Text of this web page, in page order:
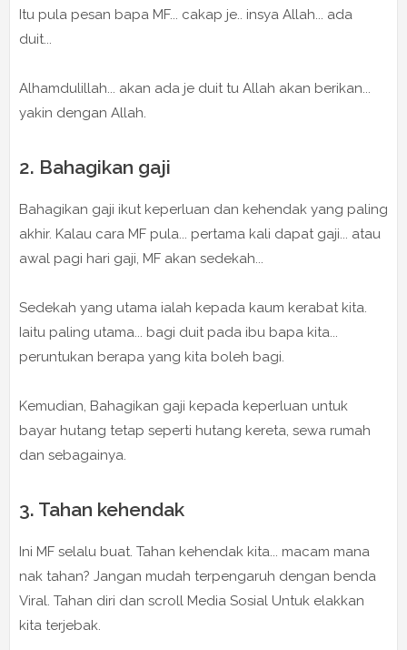
Itu pula pesan bapa MF... cakap je.. insya Allah... ada
duit...
Alhamdulillah... akan ada je duit tu Allah akan berikan...
yakin dengan Allah.
2. Bahagikan gaji
Bahagikan gaji ikut keperluan dan kehendak yang paling
akhir. Kalau cara MF pula... pertama kali dapat gaji... atau
awal pagi hari gaji, MF akan sedekah...
Sedekah yang utama ialah kepada kaum kerabat kita.
Iaitu paling utama... bagi duit pada ibu bapa kita...
peruntukan berapa yang kita boleh bagi.
Kemudian, Bahagikan gaji kepada keperluan untuk
bayar hutang tetap seperti hutang kereta, sewa rumah
dan sebagainya.
3. Tahan kehendak
Ini MF selalu buat. Tahan kehendak kita... macam mana
nak tahan? Jangan mudah terpengaruh dengan benda
Viral. Tahan diri dan scroll Media Sosial Untuk elakkan
kita terjebak.